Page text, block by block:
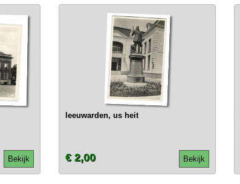
Bekijk
leeuwarden, us heit
Bekijk
€ 2,00